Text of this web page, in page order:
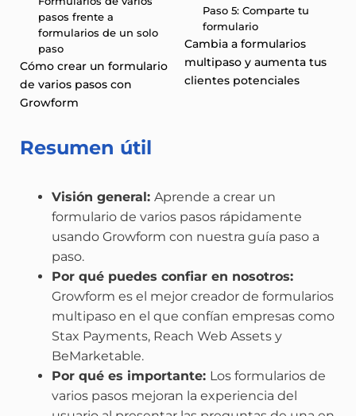
pasos frente a
formularios de un solo
paso
Cómo crear un formulario
de varios pasos con
Growform
Paso 5: Comparte tu
formulario
Cambia a formularios
multipaso y aumenta tus
clientes potenciales
Resumen útil
Visión general: Aprende a crear un
formulario de varios pasos rápidamente
usando Growform con nuestra guía paso a
paso.
Por qué puedes confiar en nosotros:
Growform es el mejor creador de formularios
multipaso en el que confían empresas como
Stax Payments, Reach Web Assets y
BeMarketable.
Por qué es importante: Los formularios de
varios pasos mejoran la experiencia del